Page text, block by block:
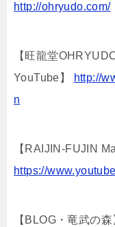
http://ohryudo.com/
【旺龍堂
YouTube】
http://
n
【RAIJIN-FUJIN
https://
【BLOG・竜武の森